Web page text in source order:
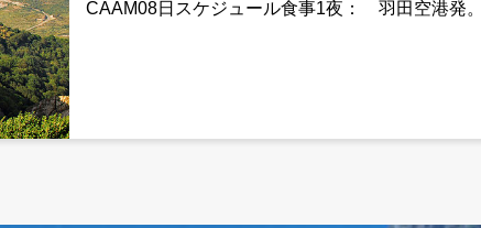
CAAM08日スケジュール食事1夜： 羽田空港発